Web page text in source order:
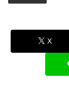
X